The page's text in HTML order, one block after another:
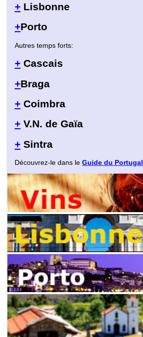
+ Lisbonne
+Porto
Autres temps forts:
+ Cascais
+Braga
+ Coimbra
+ V.N. de Gaïa
+ Sintra
Découvrez-le dans le Guide du Portugal